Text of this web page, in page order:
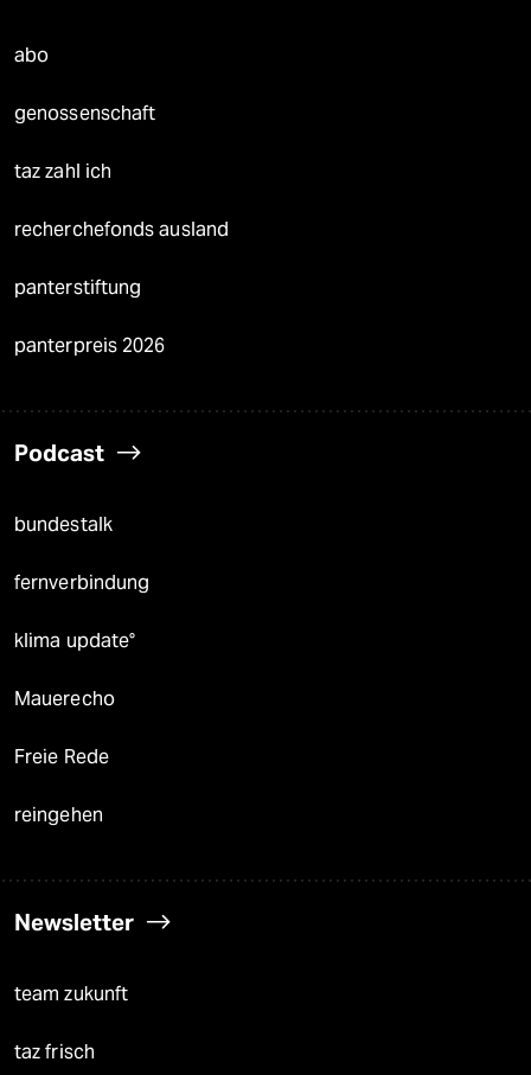
abo
genossenschaft
taz zahl ich
recherchefonds ausland
panterstiftung
panterpreis 2026
Podcast
bundestalk
fernverbindung
klima update°
Mauerecho
Freie Rede
reingehen
Newsletter
team zukunft
taz frisch